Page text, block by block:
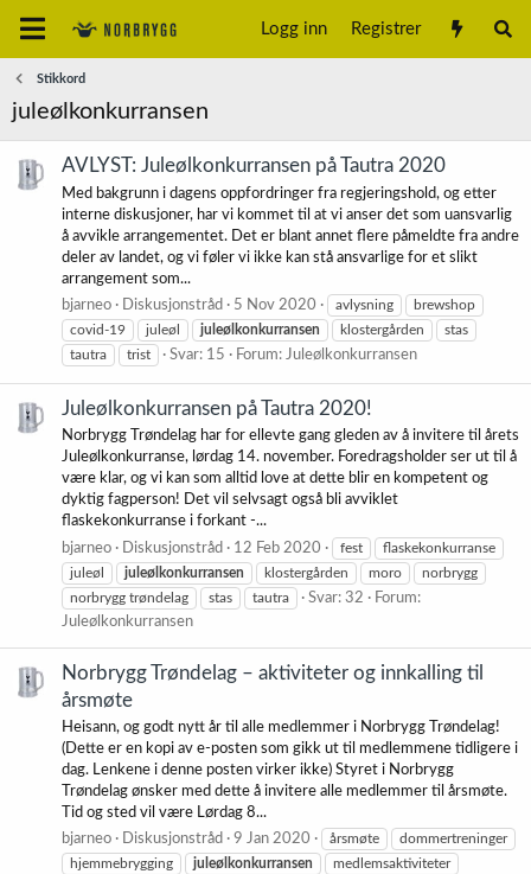
Logg inn Registrer
Stikkord
juleølkonkurransen
AVLYST: Juleølkonkurransen på Tautra 2020
Med bakgrunn i dagens oppfordringer fra regjeringshold, og etter
interne diskusjoner, har vi kommet til at vi anser det som uansvarlig
å avvikle arrangementet. Det er blant annet flere påmeldte fra andre
deler av landet, og vi føler vi ikke kan stå ansvarlige for et slikt
arrangement som...
bjarneo
Diskusjonstråd 5 Nov 2020 avlysning
brewshop
covid-19
juleøl juleølkonkurransen klostergården
stas
tautra
trist Svar: 15 Forum: Juleølkonkurransen
Juleølkonkurransen på Tautra 2020!
Norbrygg Trøndelag har for ellevte gang gleden av å invitere til årets
Juleølkonkurranse, lørdag 14. november. Foredragsholder ser ut til å
være klar, og vi kan som alltid love at dette blir en kompetent og
dyktig fagperson! Det vil selvsagt også bli avviklet
flaskekonkurranse i forkant -...
bjarneo
Diskusjonstråd 12 Feb 2020 fest
flaskekonkurranse
juleøl
juleølkonkurransen klostergården moro
norbrygg
norbrygg trøndelag
stas tautra Svar: 32
Forum:
Juleølkonkurransen
Norbrygg Trøndelag – aktiviteter og innkalling til
årsmøte
Heisann, og godt nytt år til alle medlemmer i Norbrygg Trøndelag!
(Dette er en kopi av e-posten som gikk ut til medlemmene tidligere i
dag. Lenkene i denne posten virker ikke) Styret i Norbrygg
Trøndelag ønsker med dette å invitere alle medlemmer til årsmøte.
Tid og sted vil være Lørdag 8...
bjarneo
Diskusjonstråd 9 Jan 2020 årsmøte
dommertreninger
hjemmebrygging
juleølkonkurransen
medlemsaktiviteter